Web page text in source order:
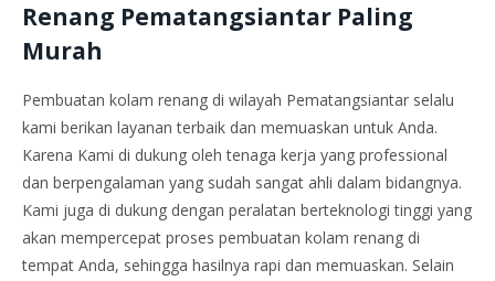
Renang Pematangsiantar Paling
Murah
Pembuatan kolam renang di wilayah Pematangsiantar selalu
kami berikan layanan terbaik dan memuaskan untuk Anda.
Karena Kami di dukung oleh tenaga kerja yang professional
dan berpengalaman yang sudah sangat ahli dalam bidangnya.
Kami juga di dukung dengan peralatan berteknologi tinggi yang
akan mempercepat proses pembuatan kolam renang di
tempat Anda, sehingga hasilnya rapi dan memuaskan. Selain